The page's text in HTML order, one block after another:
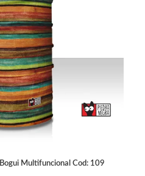
Bogui Multifuncional Cod: 109